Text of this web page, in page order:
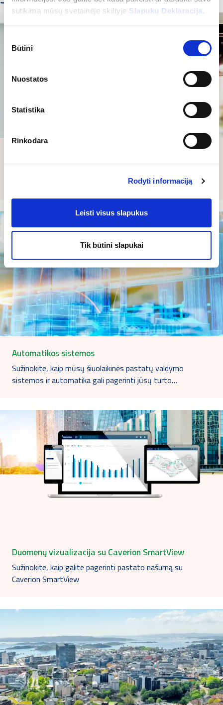
sutikimą mūsų svetainėje skiltyje Slapukų Deklaracija.
pasirinkimas
Būtini
Nuostatos
Statistika
Rinkodara
Rodyti informaciją
Leisti visus slapukus
Tik būtini slapukai
tokias kaip praėjimo kontrolė, vaizdo…
Automatikos sistemos
Sužinokite, kaip mūsų šiuolaikinės pastatų valdymo
sistemos ir automatika gali pagerinti jūsų turto…
Duomenų vizualizacija su Caverion SmartView
Sužinokite, kaip galite pagerinti pastato našumą su
Caverion SmartView